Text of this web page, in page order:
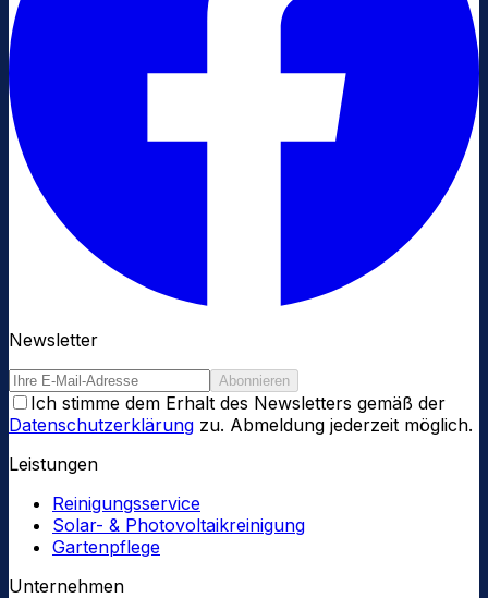
Newsletter
Abonnieren
Ich stimme dem Erhalt des Newsletters gemäß der
Datenschutzerklärung zu. Abmeldung jederzeit möglich.
Leistungen
Reinigungsservice
Solar- & Photovoltaikreinigung
Gartenpflege
Unternehmen